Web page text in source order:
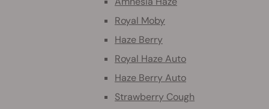
Royal Moby
Haze Berry
Royal Haze Auto
Haze Berry Auto
Strawberry Cough